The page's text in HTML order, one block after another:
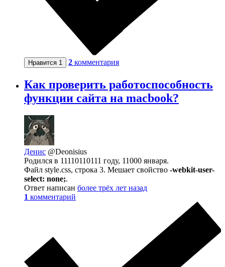
Нравится 1 2 комментария
Как проверить работоспособность
функции сайта на macbook?
Денис @Deonisius
Родился в 11110110111 году, 11000 января.
Файл style.css, строка 3. Мешает свойство -webkit-user-
select: none;.
Ответ написан более трёх лет назад
1 комментарий